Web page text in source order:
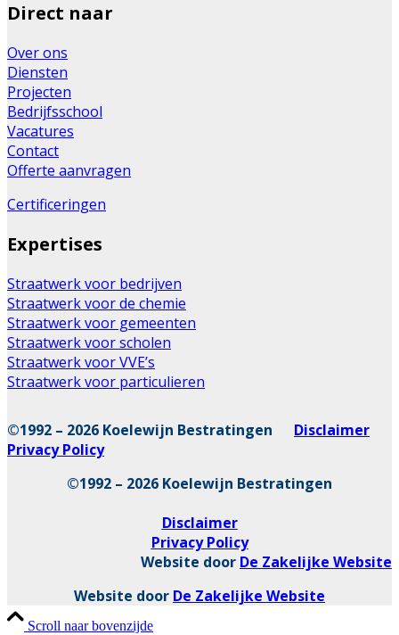
Direct naar
Over ons
Diensten
Projecten
Bedrijfsschool
Vacatures
Contact
Offerte aanvragen
Certificeringen
Expertises
Straatwerk voor bedrijven
Straatwerk voor de chemie
Straatwerk voor gemeenten
Straatwerk voor scholen
Straatwerk voor VVE’s
Straatwerk voor particulieren
©1992 – 2026 Koelewijn Bestratingen Disclaimer
Privacy Policy
©1992 – 2026 Koelewijn Bestratingen
Disclaimer
Privacy Policy
Website door De Zakelijke Website
Website door De Zakelijke Website
Scroll naar bovenzijde